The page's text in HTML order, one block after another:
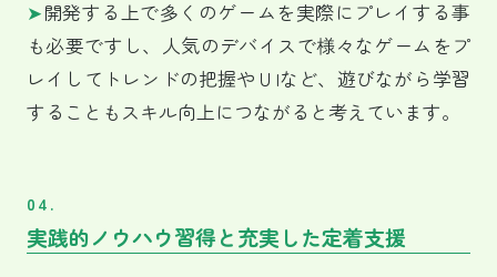
➤開発する上で多くのゲームを実際にプレイする事
も必要ですし、人気のデバイスで様々なゲームをプ
レイしてトレンドの把握やＵ Iなど、遊びながら学習
することもスキル向上につながると考えています。
04.
実践的ノウハウ習得と充実した定着支援